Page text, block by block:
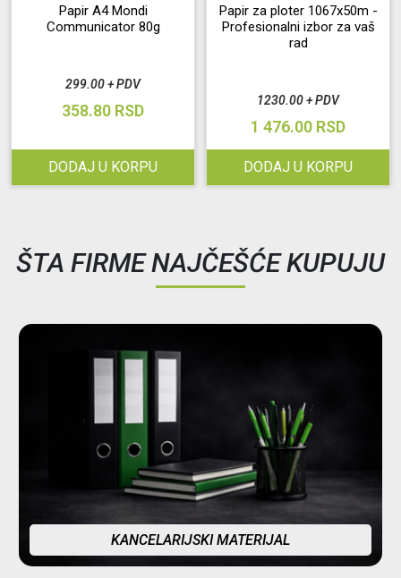
Papir A4 Mondi
Communicator 80g
299.00 + PDV
358.80 RSD
DODAJ U KORPU
Papir za ploter 1067x50m -
Profesionalni izbor za vaš
rad
1230.00 + PDV
1 476.00 RSD
DODAJ U KORPU
ŠTA FIRME NAJČEŠĆE KUPUJU
KANCELARIJSKI MATERIJAL